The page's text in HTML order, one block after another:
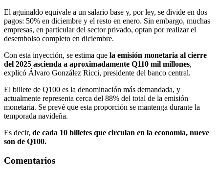
El aguinaldo equivale a un salario base y, por ley, se divide en dos
pagos: 50% en diciembre y el resto en enero. Sin embargo, muchas
empresas, en particular del sector privado, optan por realizar el
desembolso completo en diciembre.
Con esta inyección, se estima que la emisión monetaria al cierre
del 2025 ascienda a aproximadamente Q110 mil millones,
explicó Álvaro González Ricci, presidente del banco central.
El billete de Q100 es la denominación más demandada, y
actualmente representa cerca del 88% del total de la emisión
monetaria. Se prevé que esta proporción se mantenga durante la
temporada navideña.
Es decir, de cada 10 billetes que circulan en la economía, nueve
son de Q100.
Comentarios